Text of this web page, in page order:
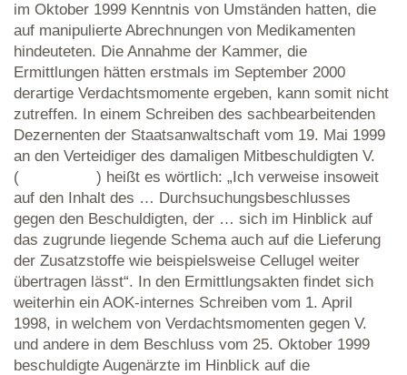
im Oktober 1999 Kenntnis von Umständen hatten, die
auf manipulierte Abrechnungen von Medikamenten
hindeuteten. Die Annahme der Kammer, die
Ermittlungen hätten erstmals im September 2000
derartige Verdachtsmomente ergeben, kann somit nicht
zutreffen. In einem Schreiben des sachbearbeitenden
Dezernenten der Staatsanwaltschaft vom 19. Mai 1999
an den Verteidiger des damaligen Mitbeschuldigten V.
( ) heißt es wörtlich: „Ich verweise insoweit
auf den Inhalt des … Durchsuchungsbeschlusses
gegen den Beschuldigten, der … sich im Hinblick auf
das zugrunde liegende Schema auch auf die Lieferung
der Zusatzstoffe wie beispielsweise Cellugel weiter
übertragen lässt“. In den Ermittlungsakten findet sich
weiterhin ein AOK-internes Schreiben vom 1. April
1998, in welchem von Verdachtsmomenten gegen V.
und andere in dem Beschluss vom 25. Oktober 1999
beschuldigte Augenärzte im Hinblick auf die